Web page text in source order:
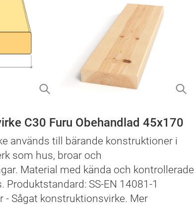
C30 Furu Obehandlad 45x170
används till bärande konstruktioner i
som hus, broar och
Material med kända och kontrollerade
Produktstandard: SS-EN 14081-1
- Sågat konstruktionsvirke. Mer